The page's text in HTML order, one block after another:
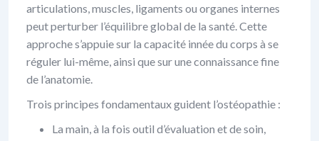
articulations, muscles, ligaments ou organes internes
peut perturber l’équilibre global de la santé. Cette
approche s’appuie sur la capacité innée du corps à se
réguler lui-même, ainsi que sur une connaissance fine
de l’anatomie.
Trois principes fondamentaux guident l’ostéopathie :
La main, à la fois outil d’évaluation et de soin,